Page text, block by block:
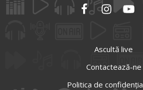
Ascultă live
Contactează-ne
Politica de